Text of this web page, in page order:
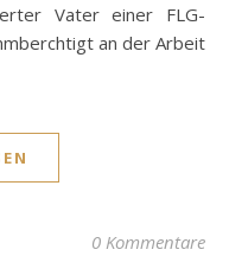
Vater einer FLG-
an der Arbeit
0 Kommentare